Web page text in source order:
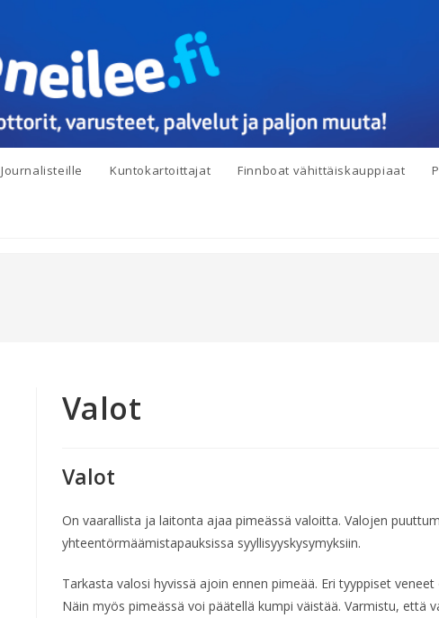
Journalisteille Kuntokartoittajat Finnboat vähittäiskauppiaat
Valot
Valot
On vaarallista ja laitonta ajaa pimeässä valoitta. Valojen
yhteentörmäämistapauksissa syyllisyyskysymyksiin.
Tarkasta valosi hyvissä ajoin ennen pimeää. Eri tyyppiset
Näin myös pimeässä voi päätellä kumpi väistää. Varmistu, että